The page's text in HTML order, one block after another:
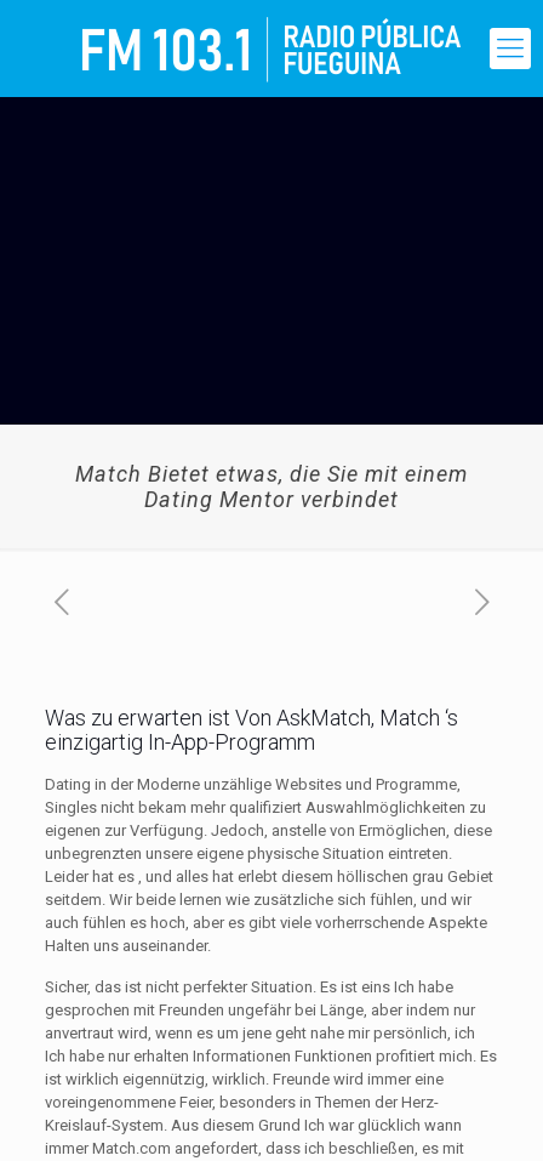
Match Bietet etwas, die Sie mit einem
Dating Mentor verbindet
Was zu erwarten ist Von AskMatch, Match ‘s
einzigartig In-App-Programm
Dating in der Moderne unzählige Websites und Programme,
Singles nicht bekam mehr qualifiziert Auswahlmöglichkeiten zu
eigenen zur Verfügung. Jedoch, anstelle von Ermöglichen, diese
unbegrenzten unsere eigene physische Situation eintreten.
Leider hat es , und alles hat erlebt diesem höllischen grau Gebiet
seitdem. Wir beide lernen wie zusätzliche sich fühlen, und wir
auch fühlen es hoch, aber es gibt viele vorherrschende Aspekte
Halten uns auseinander.
Sicher, das ist nicht perfekter Situation. Es ist eins Ich habe
gesprochen mit Freunden ungefähr bei Länge, aber indem nur
anvertraut wird, wenn es um jene geht nahe mir persönlich, ich
Ich habe nur erhalten Informationen Funktionen profitiert mich. Es
ist wirklich eigennützig, wirklich. Freunde wird immer eine
voreingenommene Feier, besonders in Themen der Herz-
Kreislauf-System. Aus diesem Grund Ich war glücklich wann
immer Match.com angefordert, dass ich beschließen, es mit